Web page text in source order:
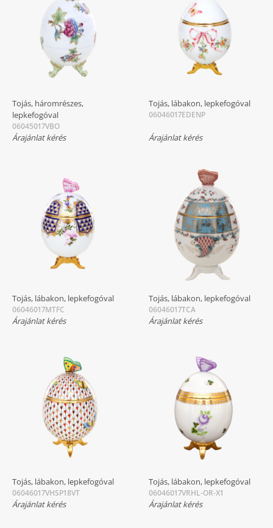
Tojás, háromrészes,
lepkefogóval
06045017VBO
Árajánlat kérés
Tojás, lábakon, lepkefogóval
06046017EDENP
Árajánlat kérés
Tojás, lábakon, lepkefogóval
06046017MTFC
Árajánlat kérés
Tojás, lábakon, lepkefogóval
06046017TCA
Árajánlat kérés
Tojás, lábakon, lepkefogóval
06046017VHSP18VT
Árajánlat kérés
Tojás, lábakon, lepkefogóval
06046017VRHL-OR-X1
Árajánlat kérés